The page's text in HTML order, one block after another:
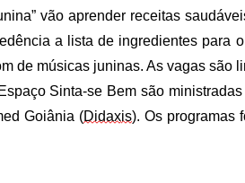
vão aprender receitas
a lista de ingredientes para
de músicas juninas. As vagas são
Sinta-se Bem são
Goiânia (Didaxis). Os programas